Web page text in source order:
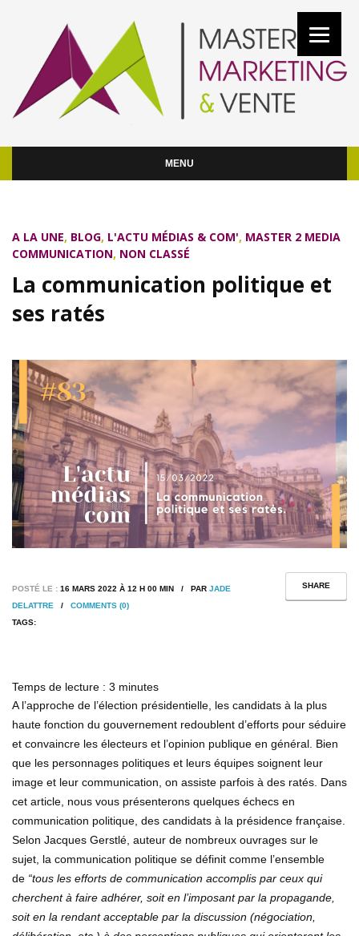
MENU
A LA UNE, BLOG, L'ACTU MÉDIAS & COM', MASTER 2 MEDIA
COMMUNICATION, NON CLASSÉ
La communication politique et
ses ratés
SHARE
POSTÉ LE : 16 MARS 2022 À 12 H 00 MIN / PAR JADE
DELATTRE / COMMENTS (0)
TAGS:
Temps de lecture : 3 minutes
A l’approche de l’élection présidentielle, les candidats à la plus
haute fonction du gouvernement redoublent d’efforts pour séduire
et convaincre les électeurs et l’opinion publique en général. Bien
que les personnages politiques et leurs équipes soignent leur
image et leur communication, on assiste parfois à des ratés. Dans
cet article, nous vous présenterons quelques échecs en
communication politique, des candidats à la présidence française.
Selon Jacques Gerstlé, auteur de nombreux ouvrages sur le
sujet, la communication politique se définit comme l’ensemble
de “tous les efforts de communication accomplis par ceux qui
cherchent à faire adhérer, soit en l’imposant par la propagande,
soit en la rendant acceptable par la discussion (négociation,